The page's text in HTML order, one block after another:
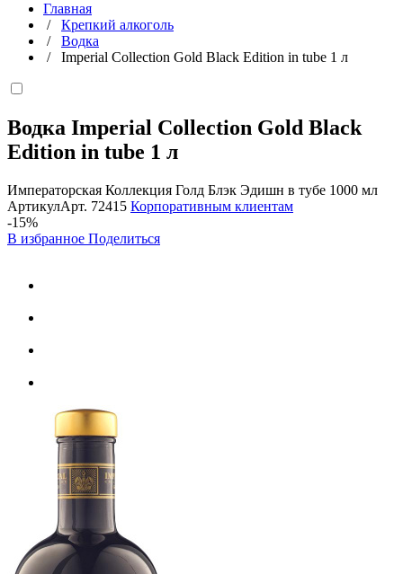
Главная
/ Крепкий алкоголь
/ Водка
/ Imperial Collection Gold Black Edition in tube 1 л
Водка Imperial Collection Gold Black
Edition in tube 1 л
Императорская Коллекция Голд Блэк Эдишн в тубе 1000 мл
АртикулАрт. 72415 Корпоративным клиентам
-15%
В избранное Поделиться